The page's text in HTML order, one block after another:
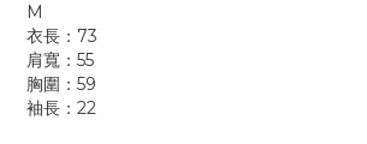
M
衣長：73
肩寬：55
胸圍：59
袖長：22